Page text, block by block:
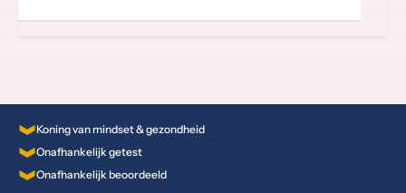
Koning van mindset & gezondheid
Onafhankelijk getest
Onafhankelijk beoordeeld